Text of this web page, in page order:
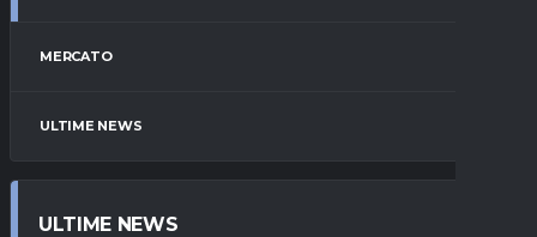
MERCATO
ULTIME NEWS
ULTIME NEWS